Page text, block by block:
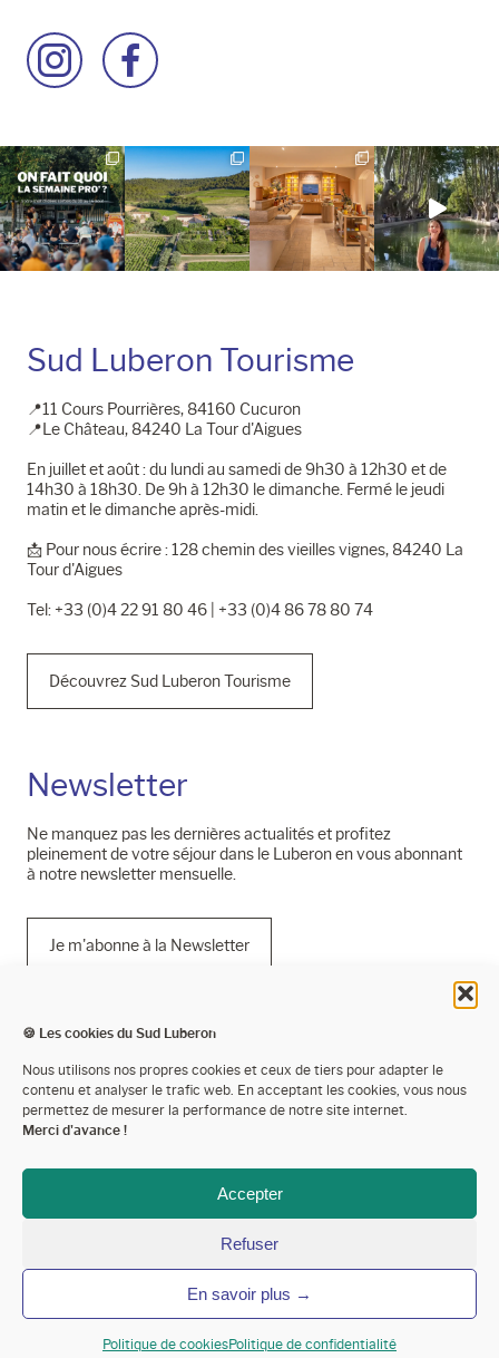
🍪 Les cookies du Sud Luberon
Nous utilisons nos propres cookies et ceux de tiers pour adapter le
contenu et analyser le trafic web. En acceptant les cookies, vous nous
permettez de mesurer la performance de notre site internet.
Merci d'avance !
Accepter
Refuser
En savoir plus →
Politique de cookiesPolitique de confidentialité
Accéder
à
Instagram
Accéder
à
Facebook
Sud Luberon Tourisme
📍11 Cours Pourrières, 84160 Cucuron
📍Le Château, 84240 La Tour d'Aigues
En juillet et août : du lundi au samedi de 9h30 à 12h30 et de
14h30 à 18h30. De 9h à 12h30 le dimanche. Fermé le jeudi
matin et le dimanche après-midi.
📩​ Pour nous écrire : 128 chemin des vieilles vignes, 84240 La
Tour d'Aigues
Tel: +33 (0)4 22 91 80 46 | +33 (0)4 86 78 80 74
Découvrez Sud Luberon Tourisme
Newsletter
Ne manquez pas les dernières actualités et profitez
pleinement de votre séjour dans le Luberon en vous abonnant
à notre newsletter mensuelle.
Je m'abonne à la Newsletter
Mentions légales
Politique de confidentialité
Espace pro’
Annoncer votre événement